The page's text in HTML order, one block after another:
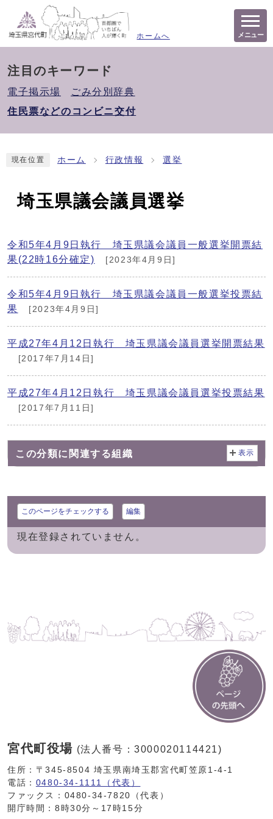
ホームへ メニュー
注目のキーワード
電子掲示場
ごみ分別辞典
住民票などのコンビニ交付
現在位置 ホーム 行政情報 選挙
埼玉県議会議員選挙
令和5年4月9日執行 埼玉県議会議員一般選挙開票結
果(22時16分確定)
[2023年4月9日]
令和5年4月9日執行 埼玉県議会議員一般選挙投票結
果
[2023年4月9日]
平成27年4月12日執行 埼玉県議会議員選挙開票結果
[2017年7月14日]
平成27年4月12日執行 埼玉県議会議員選挙投票結果
[2017年7月11日]
この分類に関連する組織 表示
このページをチェックする 編集
現在登録されていません。
宮代町役場 (法人番号：3000020114421)
住所：〒345-8504 埼玉県南埼玉郡宮代町笠原1-4-1
電話： 0480-34-1111（代表）
ファックス：0480-34-7820（代表）
開庁時間：8時30分～17時15分